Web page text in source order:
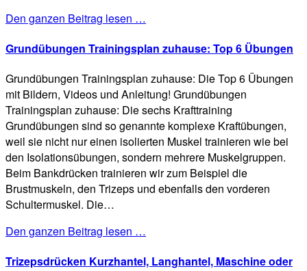
Den ganzen Beitrag lesen …
Grundübungen Trainingsplan zuhause: Top 6 Übungen
Grundübungen Trainingsplan zuhause: Die Top 6 Übungen
mit Bildern, Videos und Anleitung! Grundübungen
Trainingsplan zuhause: Die sechs Krafttraining
Grundübungen sind so genannte komplexe Kraftübungen,
weil sie nicht nur einen isolierten Muskel trainieren wie bei
den Isolationsübungen, sondern mehrere Muskelgruppen.
Beim Bankdrücken trainieren wir zum Beispiel die
Brustmuskeln, den Trizeps und ebenfalls den vorderen
Schultermuskel. Die…
Den ganzen Beitrag lesen …
Trizepsdrücken Kurzhantel, Langhantel, Maschine oder